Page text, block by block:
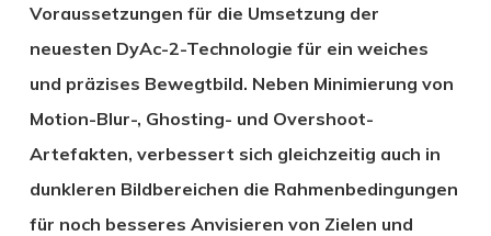
Voraussetzungen für die Umsetzung der
neuesten DyAc-2-Technologie für ein weiches
und präzises Bewegtbild. Neben Minimierung von
Motion-Blur-, Ghosting- und Overshoot-
Artefakten, verbessert sich gleichzeitig auch in
dunkleren Bildbereichen die Rahmenbedingungen
für noch besseres Anvisieren von Zielen und